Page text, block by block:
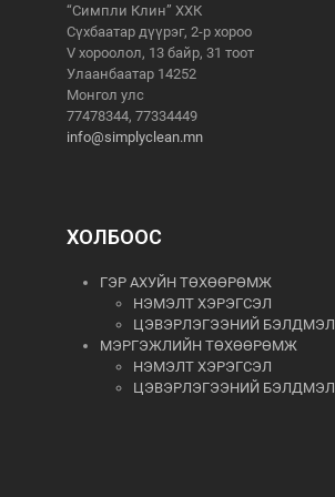
“Симпли Клин” ХХК
Сүхбаатар дүүрэг, 2-р хороо
V хороолол, 13 байр, 31 тоот
Улаанбаатар 14252
Монгол улс
77478344, 77334449
info@simplyclean.mn
ХОЛБООС
ГЭР АХУЙН ТӨХӨӨРӨМЖ
НЭМЭЛТ ХЭРЭГСЭЛ
ЦЭВЭРЛЭГЭЭНИЙ БЭЛДМЭЛ
МЭРГЭЖЛИЙН ТӨХӨӨРӨМЖ
НЭМЭЛТ ХЭРЭГСЭЛ
ЦЭВЭРЛЭГЭЭНИЙ БЭЛДМЭЛ